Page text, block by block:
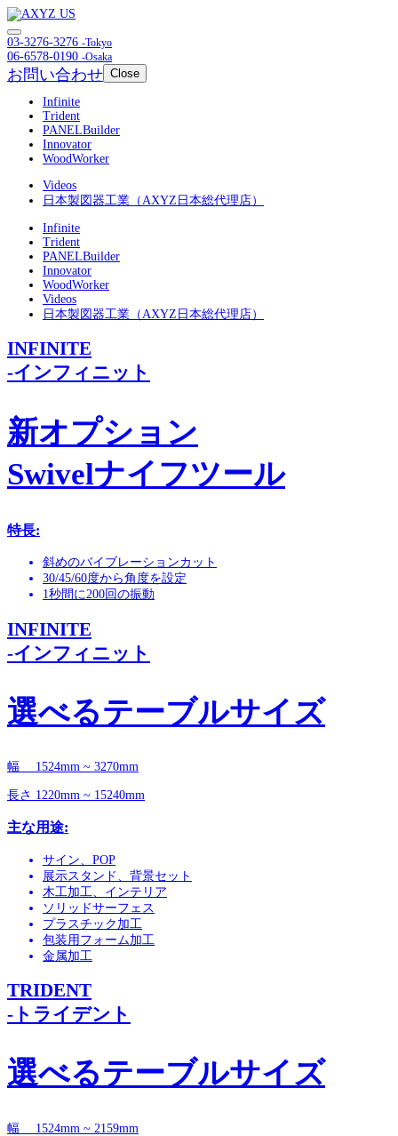
03-3276-3276 -Tokyo
06-6578-0190 -Osaka
お問い合わせ Close
Infinite
Trident
PANELBuilder
Innovator
WoodWorker
Videos
日本製図器工業（AXYZ日本総代理店）
Infinite
Trident
PANELBuilder
Innovator
WoodWorker
Videos
日本製図器工業（AXYZ日本総代理店）
INFINITE
-インフィニット
新オプション
Swivelナイフツール
特長:
斜めのバイブレーションカット
30/45/60度から角度を設定
1秒間に200回の振動
INFINITE
-インフィニット
選べるテーブルサイズ
幅 1524mm ~ 3270mm
長さ 1220mm ~ 15240mm
主な用途:
サイン、POP
展示スタンド、背景セット
木工加工、インテリア
ソリッドサーフェス
プラスチック加工
包装用フォーム加工
金属加工
TRIDENT
-トライデント
選べるテーブルサイズ
幅 1524mm ~ 2159mm